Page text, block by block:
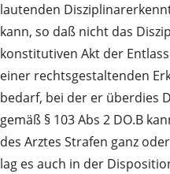
lautenden
kann, so daß nicht das
konstitutiven Akt der
einer rechtsgestaltenden
bedarf, bei der er überdies
gemäß § 103 Abs 2 DO.B
des Arztes Strafen ganz
lag es auch in der